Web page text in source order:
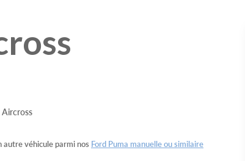
autre véhicule parmi nos Ford Puma manuelle ou similaire